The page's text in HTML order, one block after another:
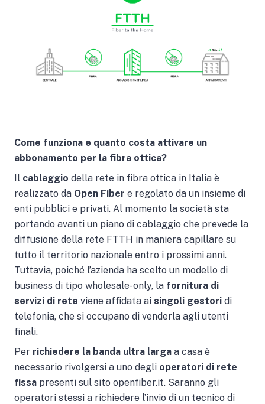
Come funziona e quanto costa attivare un
abbonamento per la fibra ottica?
Il cablaggio della rete in fibra ottica in Italia è
realizzato da Open Fiber e regolato da un insieme di
enti pubblici e privati. Al momento la società sta
portando avanti un piano di cablaggio che prevede la
diffusione della rete FTTH in maniera capillare su
tutto il territorio nazionale entro i prossimi anni.
Tuttavia, poiché l’azienda ha scelto un modello di
business di tipo wholesale-only, la fornitura di
servizi di rete viene affidata ai singoli gestori di
telefonia, che si occupano di venderla agli utenti
finali.
Per richiedere la banda ultra larga a casa è
necessario rivolgersi a uno degli operatori di rete
fissa presenti sul sito openfiber.it. Saranno gli
operatori stessi a richiedere l’invio di un tecnico di